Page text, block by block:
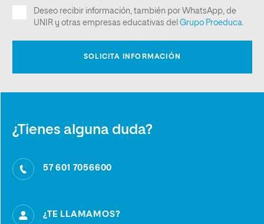
¿Tienes alguna duda?
57 601 7056600
¿TE LLAMAMOS?